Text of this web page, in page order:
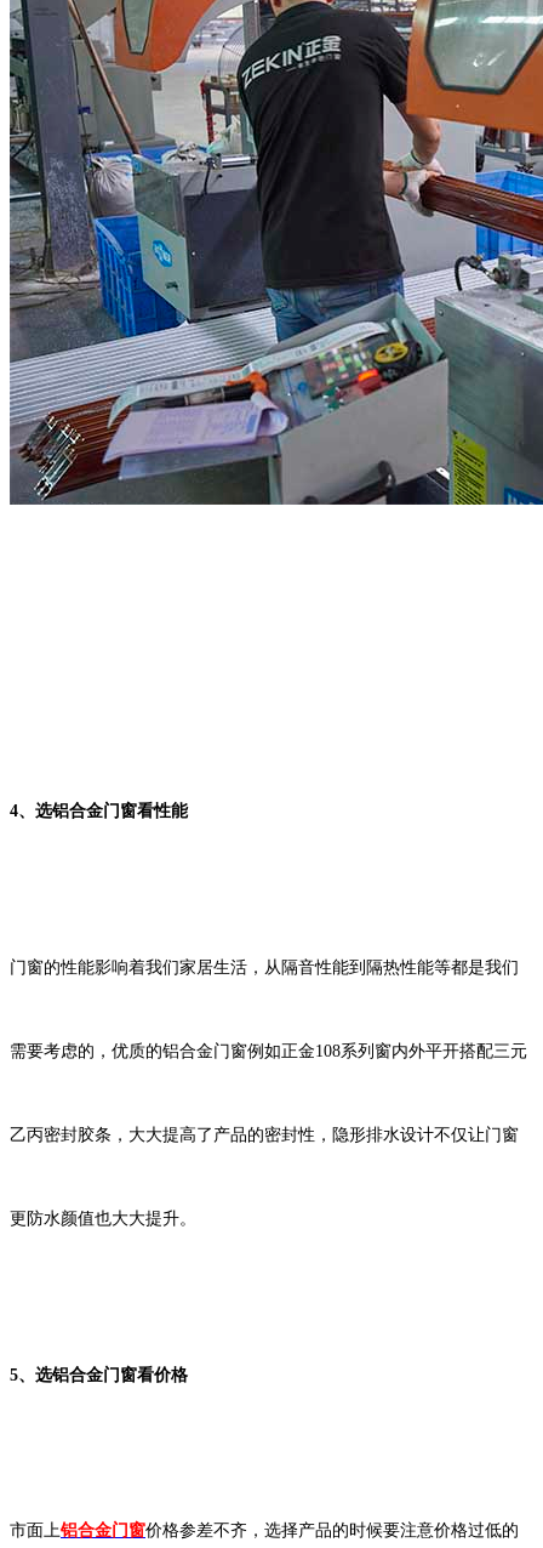
4、选铝合金门窗看性能
门窗的性能影响着我们家居生活，从隔音性能到隔热性能等都是我们
需要考虑的，优质的铝合金门窗例如正金108系列窗内外平开搭配三元
乙丙密封胶条，大大提高了产品的密封性，隐形排水设计不仅让门窗
更防水颜值也大大提升。
5、选铝合金门窗看价格
市面上铝合金门窗价格参差不齐， 选择产品的时候要注意价格过低的